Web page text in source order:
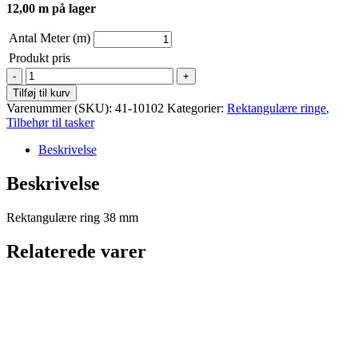
12,00 m på lager
Antal Meter (m)
Produkt pris
Rektangulære
ring
-
38
mm
-
Guld
antal
Tilføj til kurv
Varenummer (SKU): 41-10102 Kategorier: Rektangulære ringe,
Tilbehør til tasker
Beskrivelse
Beskrivelse
Rektangulære ring 38 mm
Relaterede varer